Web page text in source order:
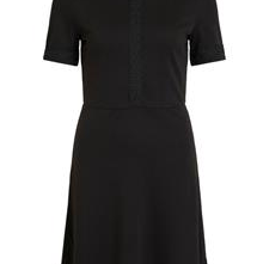
authentischen Casual-
unserer Kundinnen
active fester Bestandteil